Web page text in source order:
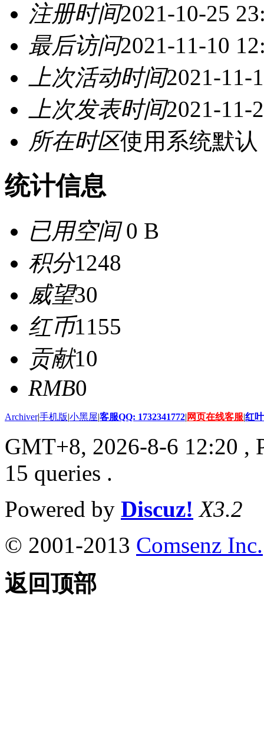
注册时间2021-10-25
最后访问2021-11-10
上次活动时间2021-11-
上次发表时间2021-11-
所在时区使用系统默认
统计信息
已用空间0 B
积分1248
威望30
红币1155
贡献10
RMB0
Archiver|手机版|小黑屋|客服QQ: 1732341772| 网页在线客服|红
GMT+8, 2026-8-6 12:20 ,
15 queries .
Powered by Discuz! X3.2
© 2001-2013 Comsenz Inc.
返回顶部